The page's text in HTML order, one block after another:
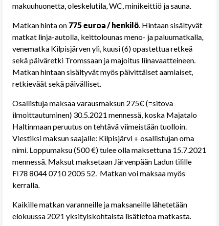
makuuhuonetta, oleskelutila, WC, minikeittiö ja sauna.
Matkan hinta on 775 euroa / henkilö. Hintaan sisältyvät
matkat linja-autolla, keittolounas meno- ja paluumatkalla,
venematka Kilpisjärven yli, kuusi (6) opastettua retkeä
sekä päiväretki Tromssaan ja majoitus liinavaatteineen.
Matkan hintaan sisältyvät myös päivittäiset aamiaiset,
retkieväät sekä päivälliset.
Osallistuja maksaa varausmaksun 275€ (=sitova
ilmoittautuminen) 30.5.2021 mennessä, koska Majatalo
Haltinmaan peruutus on tehtävä viimeistään tuolloin.
Viestiksi maksun saajalle: Kilpisjärvi + osallistujan oma
nimi. Loppumaksu (500 €) tulee olla maksettuna 15.7.2021
mennessä. Maksut maksetaan Järvenpään Ladun tilille
FI78 8044 0710 2005 52. Matkan voi maksaa myös
kerralla.
Kaikille matkan varanneille ja maksaneille lähetetään
elokuussa 2021 yksityiskohtaista lisätietoa matkasta.